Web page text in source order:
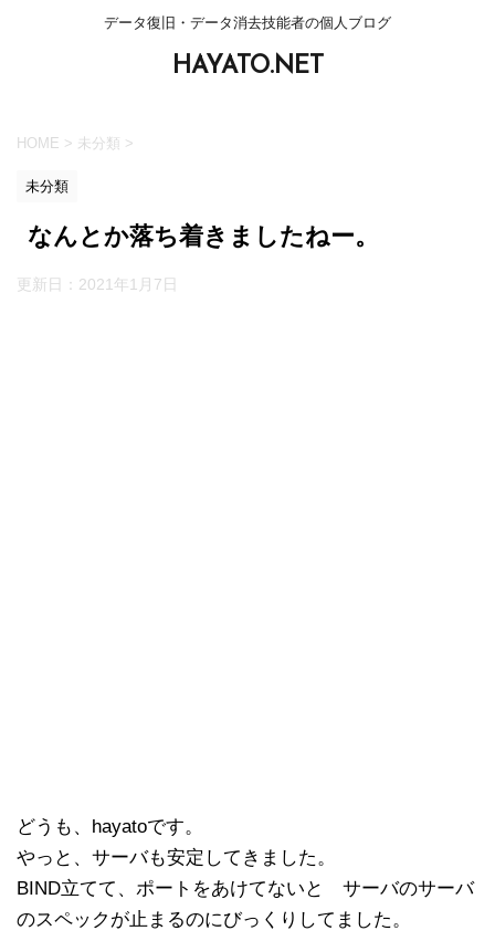
データ復旧・データ消去技能者の個人ブログ
HAYATO.NET
HOME > 未分類 >
未分類
なんとか落ち着きましたねー。
更新日： 2021年1月7日
どうも、hayatoです。
やっと、サーバも安定してきました。
BIND立てて、ポートをあけてないと サーバのサーバ
のスペックが止まるのにびっくりしてました。